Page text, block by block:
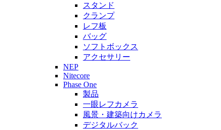
スタンド
クランプ
レフ板
バッグ
ソフトボックス
アクセサリー
NEP
Nitecore
Phase One
製品
一眼レフカメラ
風景・建築向けカメラ
デジタルバック